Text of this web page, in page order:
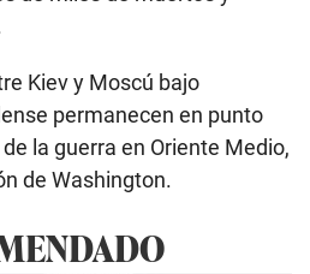
Kiev y Moscú bajo
permanecen en punto
la guerra en Oriente Medio,
de Washington.